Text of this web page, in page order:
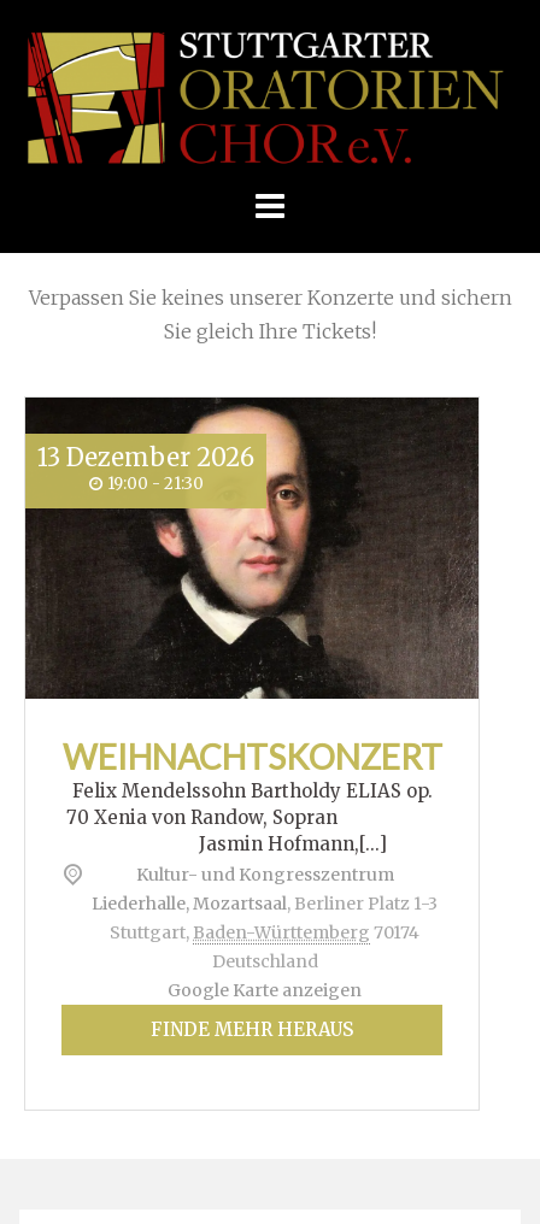
Skip
E.V.
Home Requiem: Karl Jenkins »
Verpassen Sie keines unserer Konzerte und sichern
Sie gleich Ihre Tickets!
13 Dezember 2026
19:00 - 21:30
WEIHNACHTSKONZERT
Felix Mendelssohn Bartholdy ELIAS op.
70 Xenia von Randow, Sopran
Jasmin Hofmann,[...]
Kultur- und Kongresszentrum
Liederhalle, Mozartsaal, Berliner Platz 1-3
Stuttgart, Baden-Württemberg 70174
Deutschland
Google Karte anzeigen
FINDE MEHR HERAUS